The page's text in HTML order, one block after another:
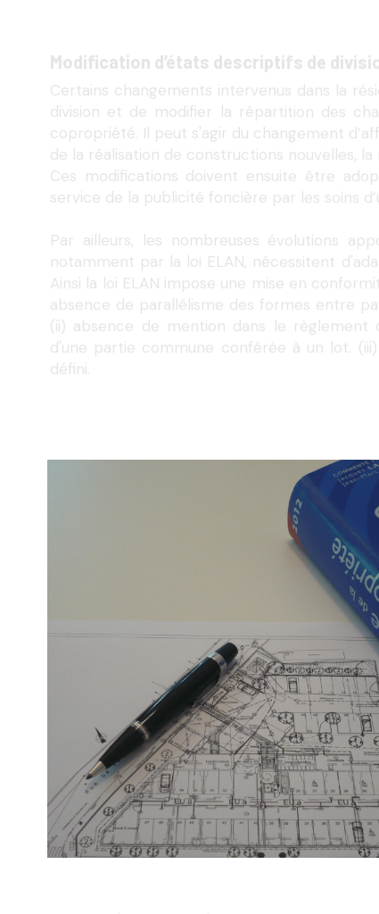
Certains changements intervenus dans la
division et de modifier la répartition des
copropriété. Il peut s'agir du changement
de la réalisation de constructions nouvelles, la
Ces modifications doivent ensuite être
service de la publicité foncière par les soins
notamment par la loi ELAN, nécessitent
Ainsi la loi ELAN impose une mise en
absence de parallélisme des formes entre
(ii) absence de mention dans le règlement
d'une partie commune conférée à un lot.
défini.